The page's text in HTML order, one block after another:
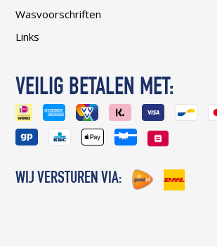
Wasvoorschriften
Links
VEILIG BETALEN MET:
WIJ VERSTUREN VIA: